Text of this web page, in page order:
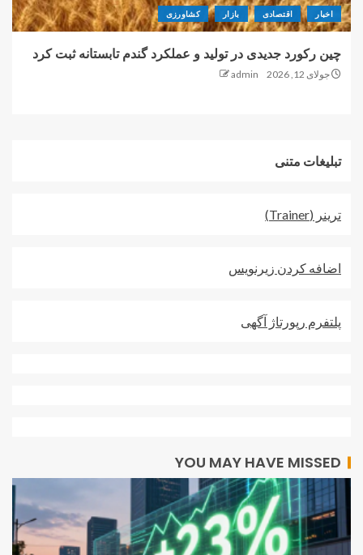
اخبار اقتصادی بازار کشاورزی
چین رکورد جدیدی در تولید و عملکرد گندم تابستانه ثبت کرد
جولای 12, 2026 admin
تبلیغات متنی
ترينر (Trainer)
اضافه کردن زيرنويس
پلتفرم رپورتاژ آگهی
YOU MAY HAVE MISSED